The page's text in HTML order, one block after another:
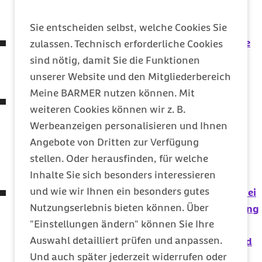
Sie entscheiden selbst, welche Cookies Sie
zulassen. Technisch erforderliche Cookies
sind nötig, damit Sie die Funktionen
unserer Website und den Mitgliederbereich
Meine BARMER nutzen können. Mit
weiteren Cookies können wir z. B.
Werbeanzeigen personalisieren und Ihnen
Angebote von Dritten zur Verfügung
stellen. Oder herausfinden, für welche
Inhalte Sie sich besonders interessieren
und wie wir Ihnen ein besonders gutes
Nutzungserlebnis bieten können. Über
"Einstellungen ändern" können Sie Ihre
Auswahl detailliert prüfen und anpassen.
Und auch später jederzeit widerrufen oder
Verordnung über eine spezielle sektorengleiche
Vergütung
(Hybrid-DRG-Verordnung)
Anerkennung ausländischer Abschlüsse in der
Pflege und zur Änderung weiterer Vorschriften
(Pflegestudiumstärkungsgesetz – PflStudStG)
Gesetz zur Bekämpfung von Lieferengpässen bei
patentfreien Arzneimitteln und zur Verbesserung
der Versorgung mit Kinderarzneimitteln
Arzneimittel-Lieferengpassbekämpfungs- und
Versorgungsverbesserungsgesetz - ALBVVG)